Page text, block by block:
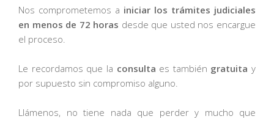
Nos comprometemos a iniciar los trámites judiciales
en menos de 72 horas desde que usted nos encargue
el proceso.
Le recordamos que la consulta es también gratuita y
por supuesto sin compromiso alguno.
Llámenos, no tiene nada que perder y mucho que